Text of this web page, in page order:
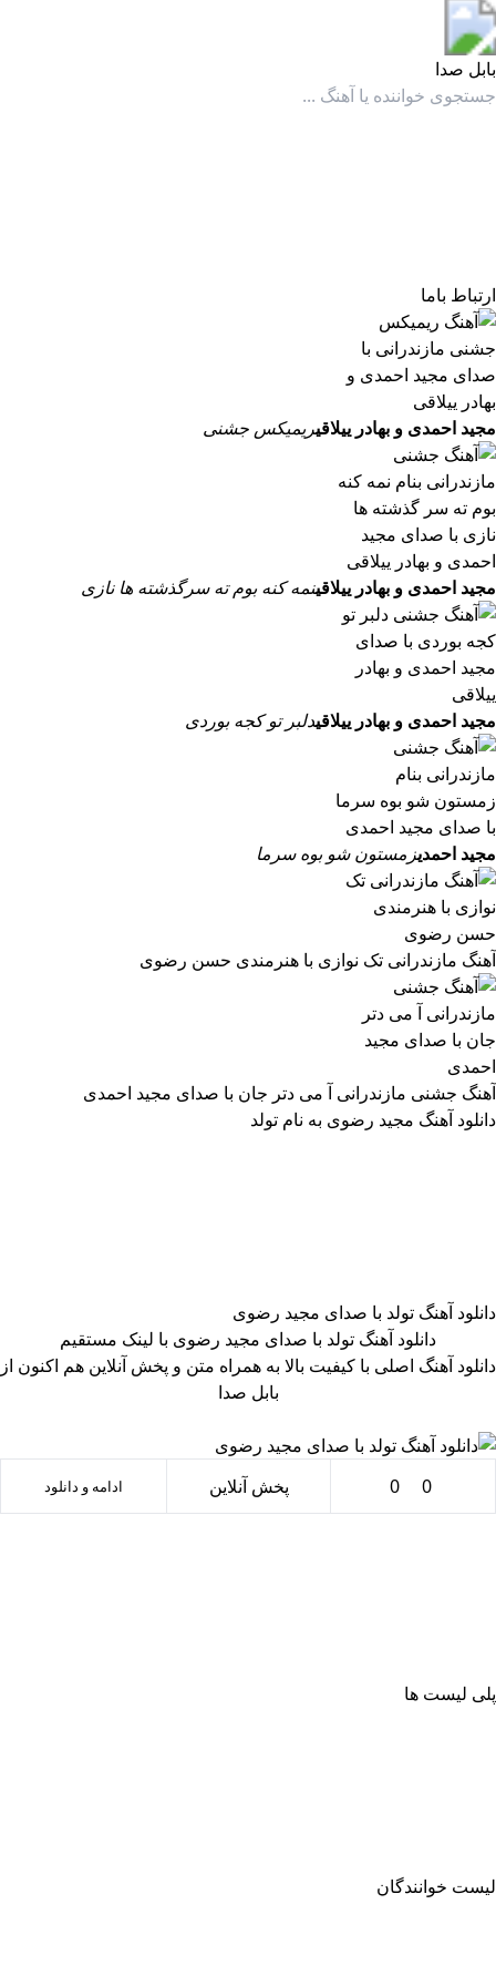
بابل صدا
ارتباط باما
مجید احمدی و بهادر ییلاقیریمیکس جشنی
مجید احمدی و بهادر ییلاقینمه کنه بوم ته سرگذشته ها نازی
مجید احمدی و بهادر ییلاقیدلبر تو کجه بوردی
مجید احمدیزمستون شو بوه سرما
آهنگ مازندرانی تک نوازی با هنرمندی حسن رضوی
آهنگ جشنی مازندرانی آ می دتر جان با صدای مجید احمدی
دانلود آهنگ مجید رضوی به نام تولد
دانلود آهنگ تولد با صدای مجید رضوی
دانلود آهنگ تولد با صدای مجید رضوی با لینک مستقیم
دانلود آهنگ اصلی با کیفیت بالا به همراه متن و پخش آنلاین هم اکنون از
بابل صدا
0
0 پخش آنلاین ادامه و دانلود
پلی لیست ها
لیست خوانندگان